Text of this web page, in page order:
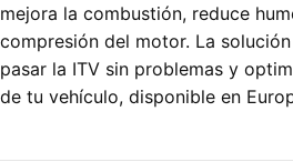
mejora la combustión, reduce
compresión del motor. La
pasar la ITV sin problemas y
de tu vehículo, disponible en